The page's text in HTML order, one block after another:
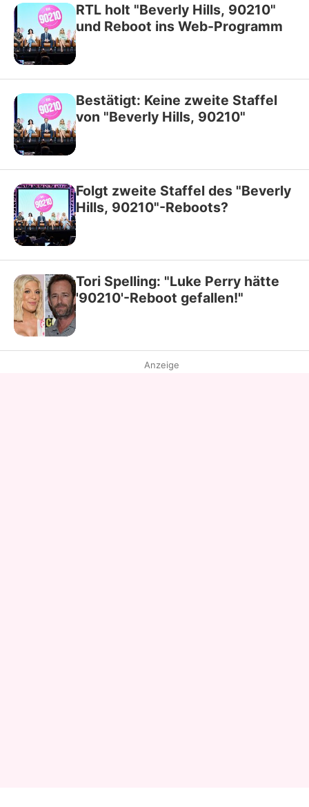
RTL holt "Beverly Hills, 90210"
und Reboot ins Web-Programm
Bestätigt: Keine zweite Staffel
von "Beverly Hills, 90210"
Folgt zweite Staffel des "Beverly
Hills, 90210"-Reboots?
Tori Spelling: "Luke Perry hätte
'90210'-Reboot gefallen!"
Anzeige